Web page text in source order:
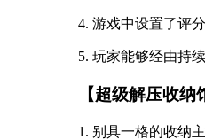
4. 游戏中设置了评
5. 玩家能够经由持
【超级解压收纳
1. 别具一格的收纳